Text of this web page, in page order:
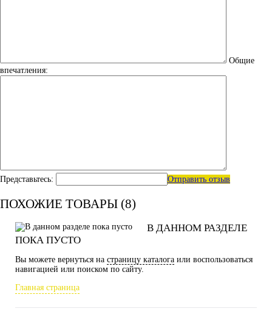
Общие
впечатления:
Представьтесь: Отправить отзыв
ПОХОЖИЕ ТОВАРЫ (8)
В ДАННОМ РАЗДЕЛЕ
ПОКА ПУСТО
Вы можете вернуться на страницу каталога или воспользоваться
навигацией или поиском по сайту.
Главная страница